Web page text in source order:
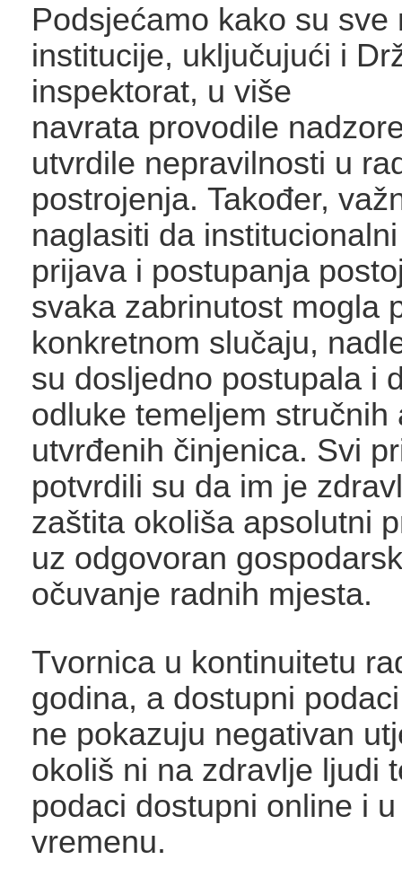
Podsjećamo kako su sve
institucije, uključujući i
inspektorat, u više
navrata provodile
utvrdile nepravilnosti u
postrojenja. Također,
naglasiti da
prijava i postupanja
svaka zabrinutost mogla
konkretnom slučaju,
su dosljedno postupala i
odluke temeljem stručnih
utvrđenih činjenica. Svi
potvrdili su da im je
zaštita okoliša apsolutni
uz odgovoran
očuvanje radnih mjesta.
Tvornica u kontinuitetu
godina, a dostupni
ne pokazuju negativan
okoliš ni na zdravlje ljudi
podaci dostupni online i
vremenu.